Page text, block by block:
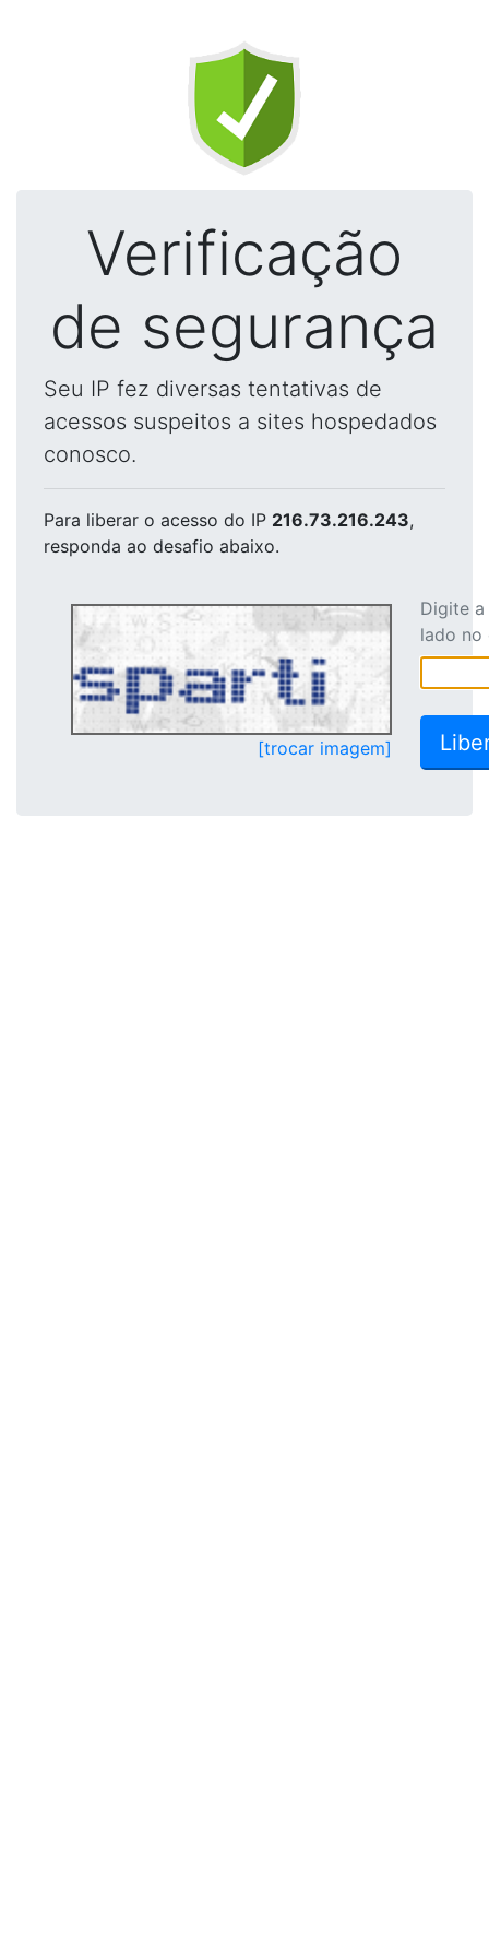
Verificação
de segurança
Seu IP fez diversas tentativas de
acessos suspeitos a sites hospedados
conosco.
Para liberar o acesso do IP 216.73.216.243,
responda ao desafio abaixo.
[trocar imagem]
Digite
lado no